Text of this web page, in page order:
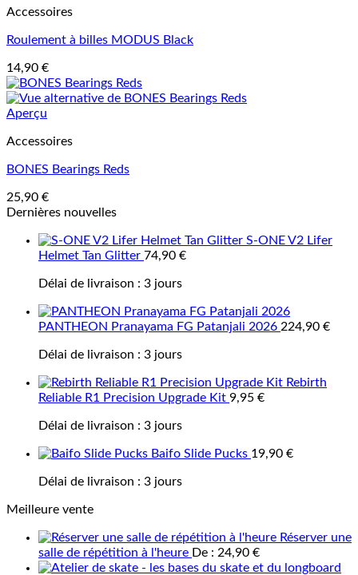
Accessoires
Roulement à billes MODUS Black
14,90 €
Aperçu
Accessoires
BONES Bearings Reds
25,90 €
Dernières nouvelles
S-ONE V2 Lifer
Helmet Tan Glitter 74,90 €
Délai de livraison : 3 jours
PANTHEON Pranayama FG Patanjali 2026 224,90 €
Délai de livraison : 3 jours
Rebirth
Reliable R1 Precision Upgrade Kit 9,95 €
Délai de livraison : 3 jours
Baifo Slide Pucks 19,90 €
Délai de livraison : 3 jours
Meilleure vente
Réserver une
salle de répétition à l'heure De : 24,90 €